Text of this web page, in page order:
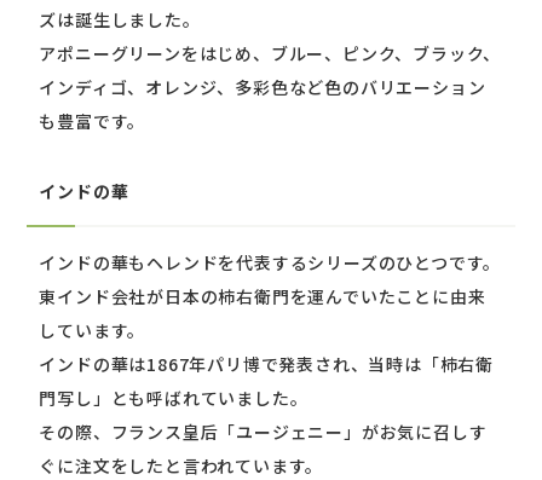
ズは誕生しました。
アポニーグリーンをはじめ、ブルー、ピンク、ブラック、
インディゴ、オレンジ、多彩色など色のバリエーション
も豊富です。
インドの華
インドの華もヘレンドを代表するシリーズのひとつです。
東インド会社が日本の柿右衛門を運んでいたことに由来
しています。
インドの華は1867年パリ博で発表され、当時は「柿右衛
門写し」とも呼ばれていました。
その際、フランス皇后「ユージェニー」がお気に召しす
ぐに注文をしたと言われています。